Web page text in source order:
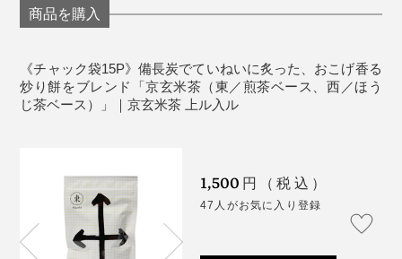
宇治田原町周辺で採れた高品質な宇治煎茶で、抽出した
お茶の水色は、夜明けの空を想わせる黄金を帯びた若草
色。
目覚めの一杯にもふさわしい、キリッとした味わいで
す。
ひとつひとつ手作業で結んでいるという、ギフト包装の
リボンまで、なんと上向きの「矢印」を模しています。
「中のあられ、食べてみたいよね。」
もちろん米菓子用につくられてはいないものだから塩気
は付いていませんが、米のうまみ、甘み、香ばしさが口
に広がって美味！さすがは、手間をかけてつくられた
商品を購入
《チャック袋15P》備長炭でていねいに炙った、おこげ香る
炒り餅をブレンド「京玄米茶（東／煎茶ベース、西／ほう
じ茶ベース）」｜京玄米茶 上ル入ル
1,500 円（税込）
47人がお気に入り登録